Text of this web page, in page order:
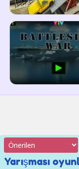
Yarışması